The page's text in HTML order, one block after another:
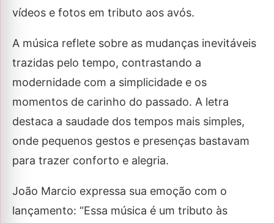
vídeos e fotos em tributo aos avós.
A música reflete sobre as mudanças inevitáveis
trazidas pelo tempo, contrastando a
modernidade com a simplicidade e os
momentos de carinho do passado. A letra
destaca a saudade dos tempos mais simples,
onde pequenos gestos e presenças bastavam
para trazer conforto e alegria.
João Marcio expressa sua emoção com o
lançamento: “Essa música é um tributo às